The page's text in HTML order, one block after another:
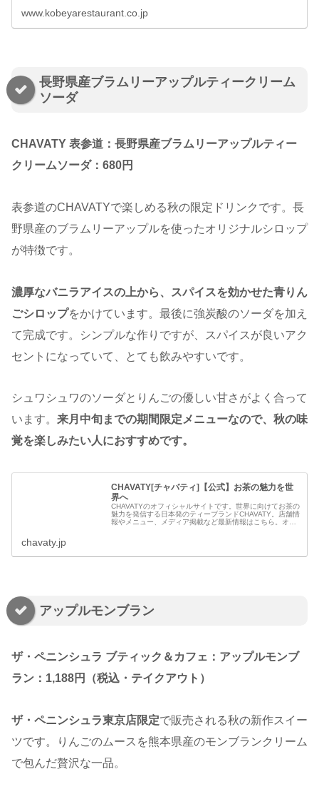
www.kobeyarestaurant.co.jp
長野県産ブラムリーアップルティークリーム
ソーダ
CHAVATY 表参道：長野県産ブラムリーアップルティー
クリームソーダ：680円
表参道のCHAVATYで楽しめる秋の限定ドリンクです。長
野県産のブラムリーアップルを使ったオリジナルシロップ
が特徴です。
濃厚なバニラアイスの上から、スパイスを効かせた青りん
ごシロップをかけています。最後に強炭酸のソーダを加え
て完成です。シンプルな作りですが、スパイスが良いアク
セントになっていて、とても飲みやすいです。
シュワシュワのソーダとりんごの優しい甘さがよく合って
います。 来月中旬までの期間限定メニューなので、秋の味
覚を楽しみたい人におすすめです。
CHAVATY[チャバティ]【公式】お茶の魅力を世
界へ
CHAVATYのオフィシャルサイトです。世界に向けてお茶の
魅力を発信する日本発のティーブランドCHAVATY。店舗情
報やメニュー、メディア掲載など最新情報はこちら。オン
chavaty.jp
アップルモンブラン
ザ・ペニンシュラ ブティック＆カフェ：アップルモンブ
ラン：1,188円（税込・テイクアウト）
ザ・ペニンシュラ東京店限定で販売される秋の新作スイー
ツです。りんごのムースを熊本県産のモンブランクリーム
で包んだ贅沢な一品。